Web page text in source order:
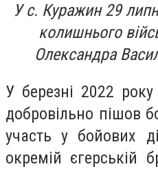
У с. Куражин 29
колишнього
Олександра
У березні 2022
добровільно пішов
участь у бойових
окремій єгерській